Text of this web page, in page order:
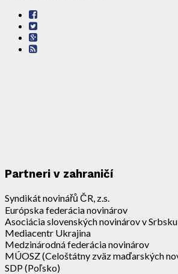
Partneri v zahraničí
Syndikát novinářů ČR, z.s.
Európska federácia novinárov
Asociácia slovenských novinárov v Srbsku
Mediacentr Ukrajina
Medzinárodná federácia novinárov
MÚOSZ (Celoštátny zväz maďarských
SDP (Poľsko)